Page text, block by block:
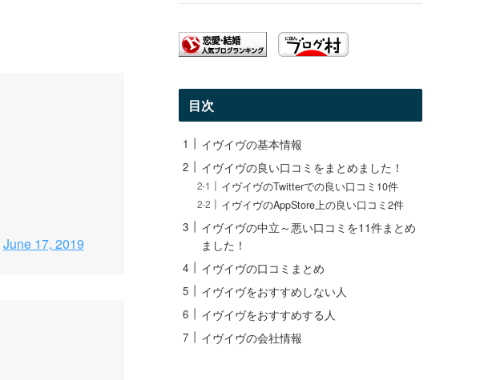
June 17, 2019
目次
イヴイヴの基本情報
イヴイヴの良い口コミをまとめました！
イヴイヴのTwitterでの良い口コミ10件
イヴイヴのAppStore上の良い口コミ2件
イヴイヴの中立～悪い口コミを11件まとめ
ました！
イヴイヴの口コミまとめ
イヴイヴをおすすめしない人
イヴイヴをおすすめする人
イヴイヴの会社情報